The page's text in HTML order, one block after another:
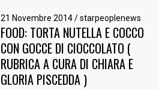
21 Novembre 2014/ starpeoplenews
FOOD: TORTA NUTELLA E COCCO
CON GOCCE DI CIOCCOLATO (
RUBRICA A CURA DI CHIARA E
GLORIA PISCEDDA )